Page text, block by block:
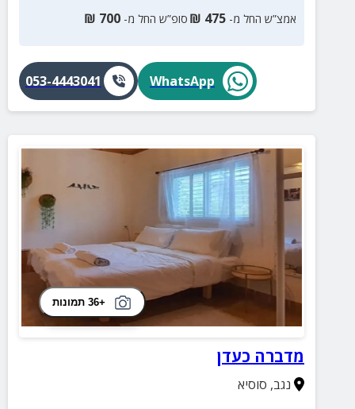
אמצ”ש החל מ- 475
₪ סופ”ש החל מ- 700
₪
WhatsApp
053-4443041
+36 תמונות
מדברה כעדן
נגב, סוסיא